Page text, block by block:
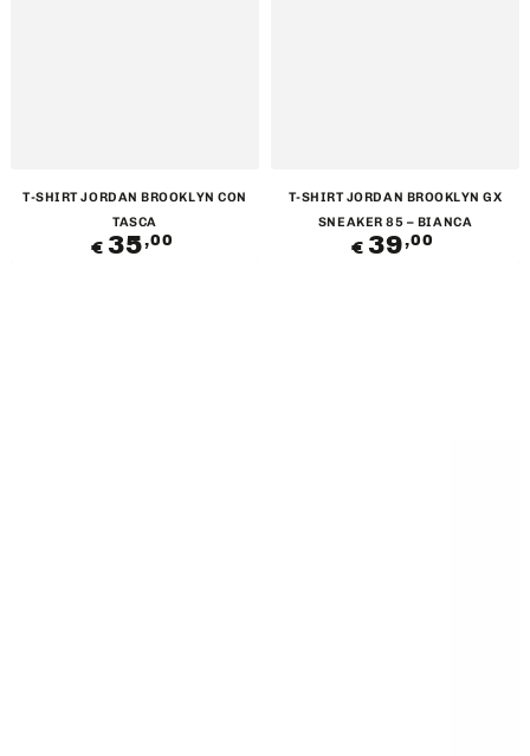
T-SHIRT JORDAN BROOKLYN CON
TASCA
Prezzo
regolare
€ 35,00
T-SHIRT JORDAN BROOKLYN GX
SNEAKER 85 – BIANCA
Prezzo
regolare
€ 39,00